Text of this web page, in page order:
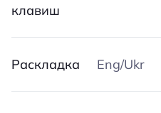
клавиш
Раскладка Eng/Ukr